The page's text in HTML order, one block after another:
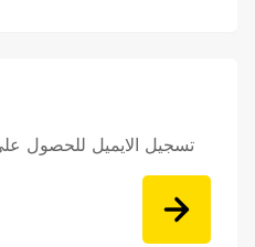
تسجيل الايميل للحصول